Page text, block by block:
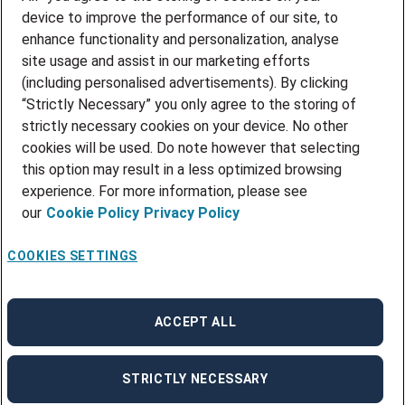
Adecco Select?
La oss samarbeide om rekrutteringen
og finne din neste kollega.
Logg inn
device to improve the performance of our site, to
enhance functionality and personalization, analyse
site usage and assist in our marketing efforts
(including personalised advertisements). By clicking
“Strictly Necessary” you only agree to the storing of
strictly necessary cookies on your device. No other
cookies will be used. Do note however that selecting
this option may result in a less optimized browsing
experience. For more information, please see
our Cookie Policy Privacy Policy
COOKIES SETTINGS
STRICTLY NECESSARY
ACCEPT ALL